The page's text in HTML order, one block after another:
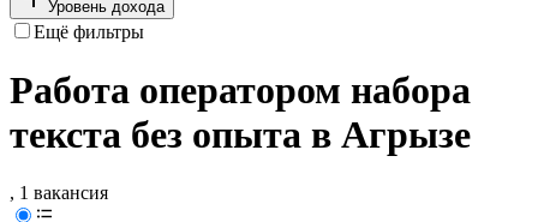
Уровень дохода
Ещё фильтры
Работа оператором набора
текста без опыта в Агрызе
, 1 вакансия